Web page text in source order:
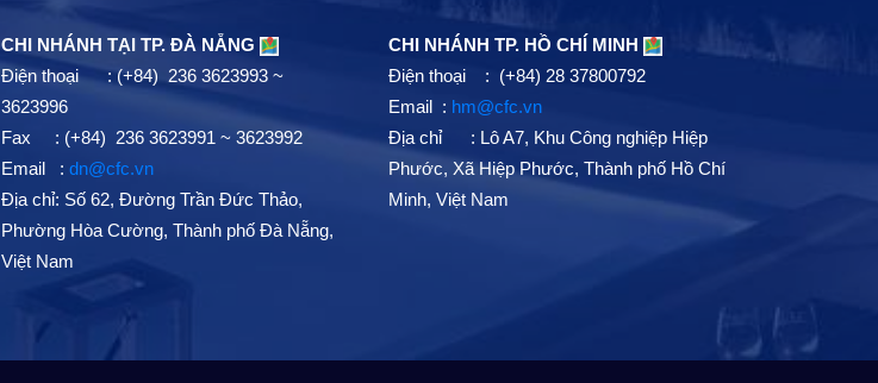
CHI NHÁNH TẠI TP. ĐÀ NẴNG
Điện thoại : (+84) 236 3623993 ~
3623996
Fax : (+84) 236 3623991 ~ 3623992
Email : dn@cfc.vn
Địa chỉ: Số 62, Đường Trần Đức Thảo,
Phường Hòa Cường, Thành phố Đà Nẵng,
Việt Nam
CHI NHÁNH TP. HỒ CHÍ MINH
Điện thoại : (+84) 28 37800792
Email : hm@cfc.vn
Địa chỉ : Lô A7, Khu Công nghiệp Hiệp
Phước, Xã Hiệp Phước, Thành phố Hồ Chí
Minh, Việt Nam